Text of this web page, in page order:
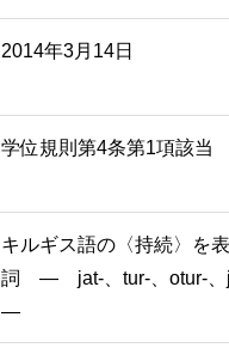
2014年3月14日
学位規則第4条第1項該当
キルギス語の〈持続〉を
詞 ― jat-、tur-、otur-、
―